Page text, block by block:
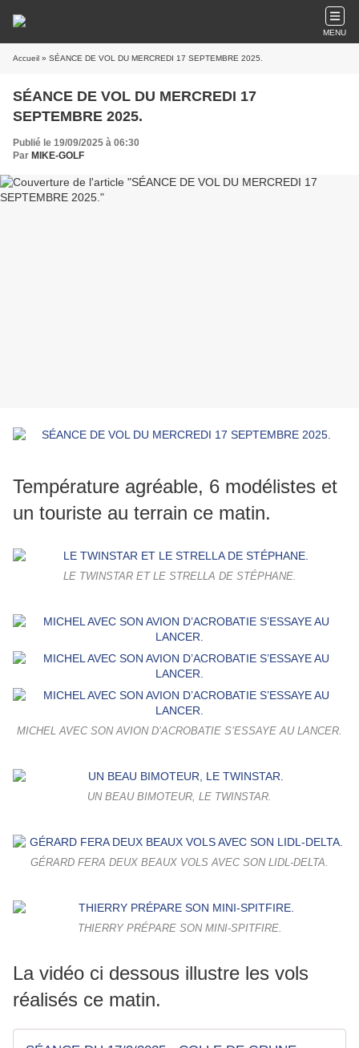
MENU
Accueil » SÉANCE DE VOL DU MERCREDI 17 SEPTEMBRE 2025.
SÉANCE DE VOL DU MERCREDI 17
SEPTEMBRE 2025.
Publié le 19/09/2025 à 06:30
Par MIKE-GOLF
Température agréable, 6 modélistes et
un touriste au terrain ce matin.
LE TWINSTAR ET LE STRELLA DE STÉPHANE.
MICHEL AVEC SON AVION D’ACROBATIE S’ESSAYE AU LANCER.
UN BEAU BIMOTEUR, LE TWINSTAR.
GÉRARD FERA DEUX BEAUX VOLS AVEC SON LIDL-DELTA.
THIERRY PRÉPARE SON MINI-SPITFIRE.
La vidéo ci dessous illustre les vols
réalisés ce matin.